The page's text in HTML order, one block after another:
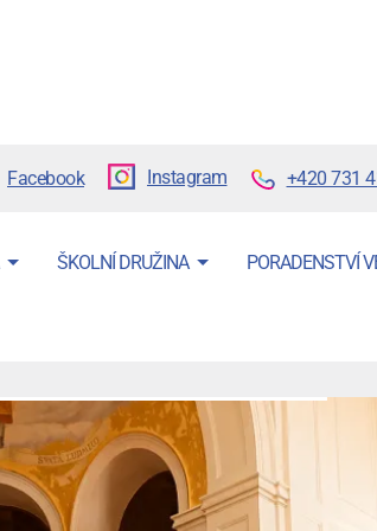
Facebook Instagram +420 731
ŠKOLNÍ DRUŽINA PORADENSTVÍ